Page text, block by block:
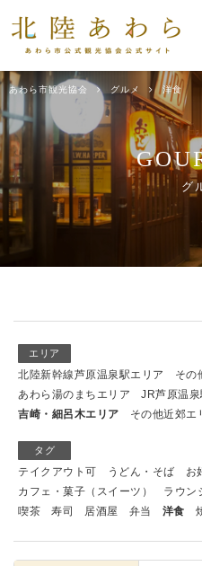
あわら市観光協会 グルメ 洋食
グ
エリア
北陸新幹線芦原温泉駅エリア
その
あわら湯のまちエリア
JR芦原温
吉崎・細呂木エリア
その他近郊エ
タグ
テイクアウト可 うどん・そば
お
カフェ・菓子（スイーツ）
ラウン
喫茶
寿司 居酒屋 弁当 洋食